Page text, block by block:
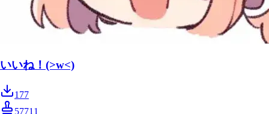
いいね！(>w<)
177
57711